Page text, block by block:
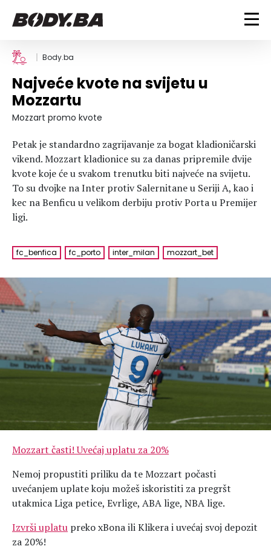
FITNESS
Vježbanje
Mršanje
Discipline
BODYBUILDING
Trening i vježbe
Savjeti
Ostalo
ISHRANA
Dijete
Nutricionizam
Recepti
Suplementi
ZDRAVLJE
Um i tijelo
Povrede i bolesti
LIFESTYLE
Ishrana
MAGAZIN
Njega njega
Šminka
Tehnologija
Body.ba
Najveće kvote na svijetu u
Mozzartu
Mozzart promo kvote
Petak je standardno zagrijavanje za bogat kladioničarski
vikend. Mozzart kladionice su za danas pripremile dvije
kvote koje će u svakom trenutku biti najveće na svijetu.
To su dvojke na Inter protiv Salernitane u Seriji A, kao i
kec na Benficu u velikom derbiju protiv Porta u Premijer
ligi.
fc_benfica fc_porto inter_milan mozzart_bet
Mozzart časti! Uvećaj uplatu za 20%
Nemoj propustiti priliku da te Mozzart počasti
uvećanjem uplate koju možeš iskoristiti za pregršt
utakmica Liga petice, Evrlige, ABA lige, NBA lige.
Izvrši uplatu preko xBona ili Klikera i uvećaj svoj depozit
za 20%!